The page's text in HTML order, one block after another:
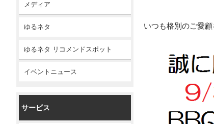
メディア
ゆるネタ
ゆるネタ リコメンドスポット
イベントニュース
サービス
いつも格別のご愛